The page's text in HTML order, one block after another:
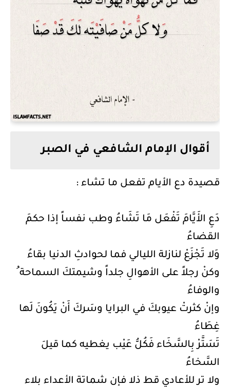
أقوال الإمام الشافعي في الصبر
قصيدة دع الأيام تفعل ما تشاء :
دَعِ الأَيَّامَ تَفْعَل مَا تَشَاءُ وطب نفساً إذا حكمَ
القضاءُ
وَلا تَجْزَعْ لنازلة الليالي فما لحوادثِ الدنيا بقاءُ
وكنْ رجلاً على الأهوالِ جلداً وشيمتكَ السماحة ُ
والوفاءُ
وإنْ كثرتْ عيوبكَ في البرايا وسَركَ أَنْ يَكُونَ لَها
غِطَاءُ
تَسَتَّرْ بِالسَّخَاء فَكُلُّ عَيْب يغطيه كما قيلَ
السَّخاءُ
ولا تر للأعادي قط ذلا فإن شماتة الأعداء بلاء